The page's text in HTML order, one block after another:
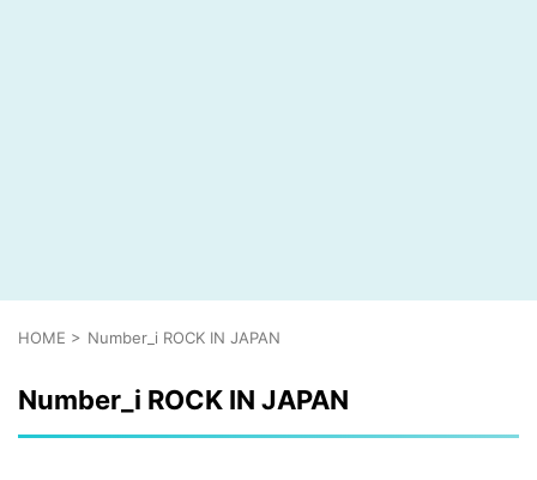
HOME > Number_i ROCK IN JAPAN
Number_i ROCK IN JAPAN